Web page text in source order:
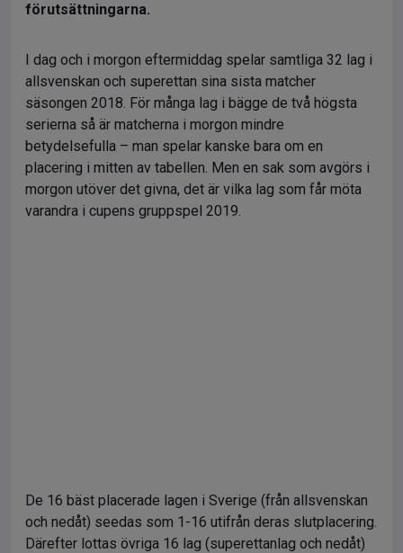
förutsättningarna.
I dag och i morgon eftermiddag spelar samtliga 32 lag i
allsvenskan och superettan sina sista matcher
säsongen 2018. För många lag i bägge de två högsta
serierna så är matcherna i morgon mindre
betydelsefulla – man spelar kanske bara om en
placering i mitten av tabellen. Men en sak som avgörs i
morgon utöver det givna, det är vilka lag som får möta
varandra i cupens gruppspel 2019.
De 16 bäst placerade lagen i Sverige (från allsvenskan
och nedåt) seedas som 1-16 utifrån deras slutplacering.
Därefter lottas övriga 16 lag (superettanlag och nedåt)